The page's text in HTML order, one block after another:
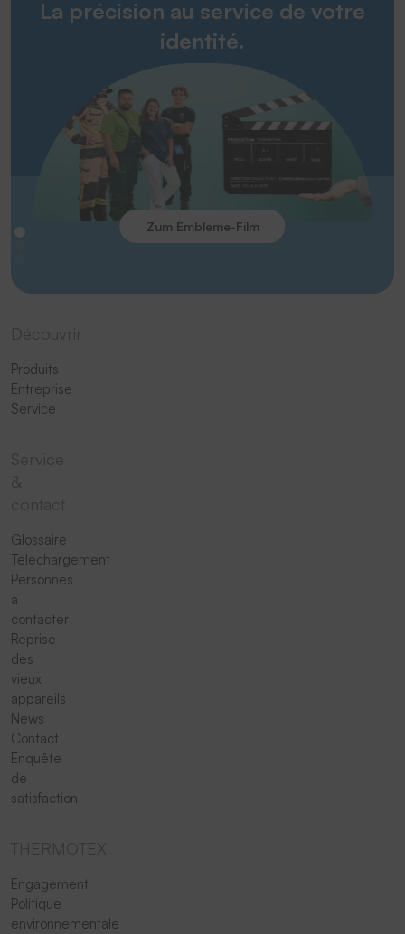
La précision au service de votre
identité.
Zum Embleme-Film
Produits
Entreprise
Service
Glossaire
Téléchargement
Personnes
à
contacter
Reprise
des
vieux
appareils
News
Contact
Enquête
de
satisfaction
Engagement
Politique
environnementale